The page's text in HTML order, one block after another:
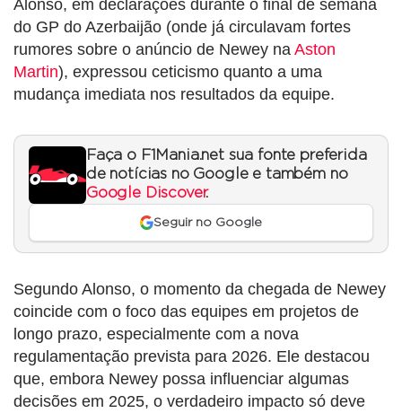
Alonso, em declarações durante o final de semana
do GP do Azerbaijão (onde já circulavam fortes
rumores sobre o anúncio de Newey na Aston
Martin), expressou ceticismo quanto a uma
mudança imediata nos resultados da equipe.
Faça o F1Mania.net sua fonte preferida
de notícias no Google e também no
Google Discover.
Seguir no Google
Segundo Alonso, o momento da chegada de Newey
coincide com o foco das equipes em projetos de
longo prazo, especialmente com a nova
regulamentação prevista para 2026. Ele destacou
que, embora Newey possa influenciar algumas
decisões em 2025, o verdadeiro impacto só deve